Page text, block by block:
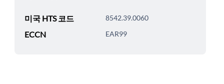
미국 HTS 코드 8542.39.0060
ECCN EAR99